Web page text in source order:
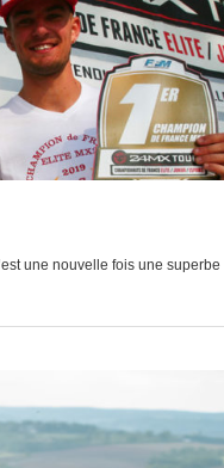
une nouvelle fois une superbe